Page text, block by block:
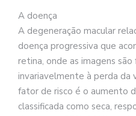
A doença
A degeneração macular
doença progressiva que
retina, onde as imagens
invariavelmente à perda da
fator de risco é o aumento
classificada como seca,